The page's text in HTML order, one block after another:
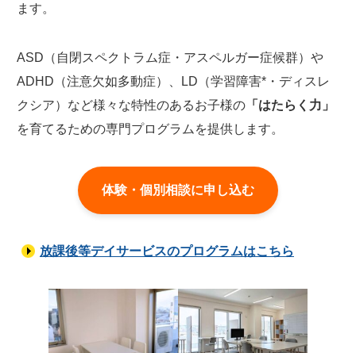
ます。
ASD（自閉スペクトラム症・アスペルガー症候群）や
ADHD（注意欠如多動症）、LD（学習障害*・ディスレ
クシア）など様々な特性のあるお子様の 「はたらく力」
を育てるための専門プログラムを提供します。
体験・個別相談に申し込む
放課後等デイサービスのプログラムはこちら